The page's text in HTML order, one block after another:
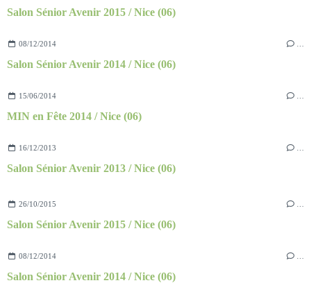
Salon Sénior Avenir 2015 / Nice (06)
08/12/2014
Salon Sénior Avenir 2014 / Nice (06)
15/06/2014
MIN en Fête 2014 / Nice (06)
16/12/2013
Salon Sénior Avenir 2013 / Nice (06)
26/10/2015
Salon Sénior Avenir 2015 / Nice (06)
08/12/2014
Salon Sénior Avenir 2014 / Nice (06)